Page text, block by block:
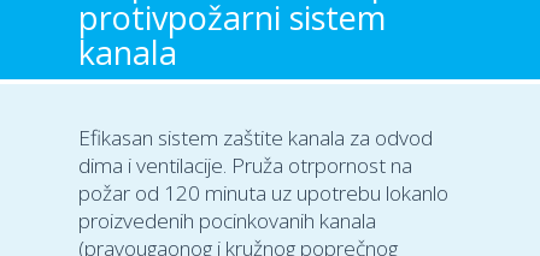
protivpožarni sistem
kanala
Efikasan sistem zaštite kanala za odvod
dima i ventilacije. Pruža otrpornost na
požar od 120 minuta uz upotrebu lokanlo
proizvedenih pocinkovanih kanala
(pravougaonog i kružnog poprečnog